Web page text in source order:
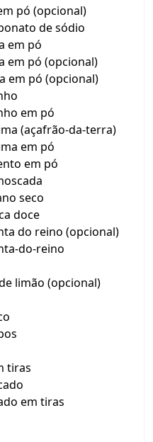
pó (opcional)
de sódio
em pó
em pó (opcional)
em pó (opcional)
em pó
(açafrão-da-terra)
em pó
em pó
seco
doce
do reino (opcional)
do-reino
limão (opcional)
tiras
em tiras